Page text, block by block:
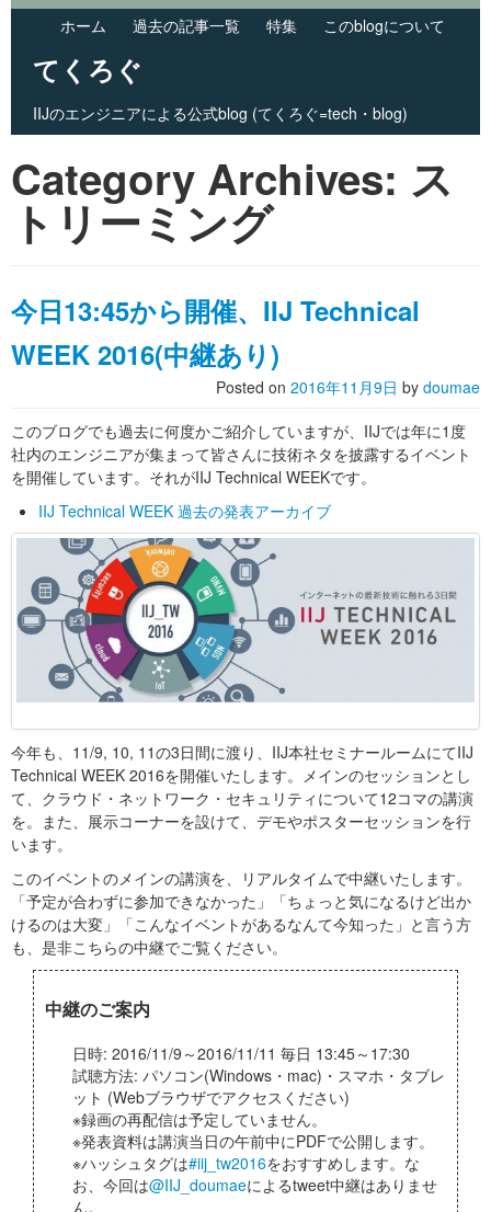
ホーム 過去の記事一覧 特集 このblogについて
てくろぐ
IIJのエンジニアによる公式blog (てくろぐ=tech・blog)
Main menu
Category Archives: ス
トリーミング
今日13:45から開催、IIJ Technical
WEEK 2016(中継あり)
Posted on 2016年11月9日 by doumae
このブログでも過去に何度かご紹介していますが、IIJでは年に1度
社内のエンジニアが集まって皆さんに技術ネタを披露するイベント
を開催しています。それがIIJ Technical WEEKです。
IIJ Technical WEEK 過去の発表アーカイブ
今年も、11/9, 10, 11の3日間に渡り、IIJ本社セミナールームにてIIJ
Technical WEEK 2016を開催いたします。メインのセッションとし
て、クラウド・ネットワーク・セキュリティについて12コマの講演
を。また、展示コーナーを設けて、デモやポスターセッションを行
います。
このイベントのメインの講演を、リアルタイムで中継いたします。
「予定が合わずに参加できなかった」「ちょっと気になるけど出か
けるのは大変」「こんなイベントがあるなんて今知った」と言う方
も、是非こちらの中継でご覧ください。
中継のご案内
日時: 2016/11/9～2016/11/11 毎日 13:45～17:30
試聴方法: パソコン(Windows・mac)・スマホ・タブレ
ット (Webブラウザでアクセスください)
※録画の再配信は予定していません。
※発表資料は講演当日の午前中にPDFで公開します。
※ハッシュタグは#iij_tw2016をおすすめします。な
お、今回は@IIJ_doumaeによるtweet中継はありませ
ん。